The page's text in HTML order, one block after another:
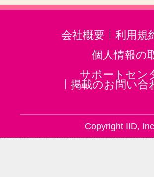
会社概要 利用規
個人情報の
サポートセン
掲載のお問い合
Copyright IID,